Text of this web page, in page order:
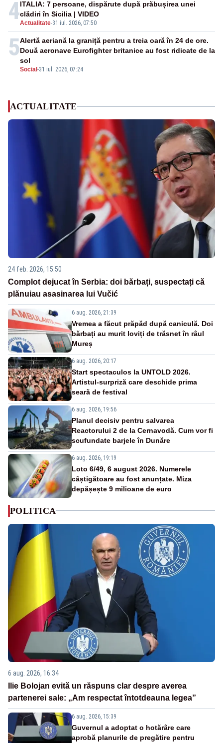
4Actualitate-31 iul. 2026, 07:50
ITALIA: 7 persoane, dispărute după prăbușirea unei
clădiri în Sicilia | VIDEO
5
Social -31 iul. 2026, 07:24
Alertă aeriană la graniță pentru a treia oară în 24 de ore.
Două aeronave Eurofighter britanice au fost ridicate de la
sol
ACTUALITATE
24 feb. 2026, 15:50
Complot dejucat în Serbia: doi bărbați, suspectați că
plănuiau asasinarea lui Vučić
6 aug. 2026, 21:39
Vremea a făcut prăpăd după caniculă. Doi
bărbați au murit loviți de trăsnet în râul
Mureș
6 aug. 2026, 20:17
Start spectaculos la UNTOLD 2026.
Artistul-surpriză care deschide prima
seară de festival
6 aug. 2026, 19:56
Planul decisiv pentru salvarea
Reactorului 2 de la Cernavodă. Cum vor fi
scufundate barjele în Dunăre
6 aug. 2026, 19:19
Loto 6/49, 6 august 2026. Numerele
câștigătoare au fost anunțate. Miza
depășește 9 milioane de euro
POLITICA
6 aug. 2026, 16:34
Ilie Bolojan evită un răspuns clar despre averea
partenerei sale: „Am respectat întotdeauna legea”
6 aug. 2026, 15:39
Guvernul a adoptat o hotărâre care
aprobă planurile de pregătire pentru